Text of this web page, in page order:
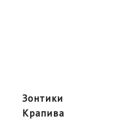
зонтики
крапива